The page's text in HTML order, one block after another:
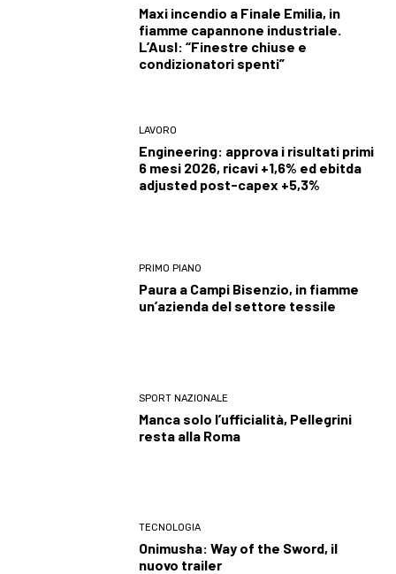
Maxi incendio a Finale Emilia, in
fiamme capannone industriale.
L’Ausl: “Finestre chiuse e
condizionatori spenti”
LAVORO
Engineering: approva i risultati primi
6 mesi 2026, ricavi +1,6% ed ebitda
adjusted post-capex +5,3%
PRIMO PIANO
Paura a Campi Bisenzio, in fiamme
un’azienda del settore tessile
SPORT NAZIONALE
Manca solo l’ufficialità, Pellegrini
resta alla Roma
TECNOLOGIA
Onimusha: Way of the Sword, il
nuovo trailer